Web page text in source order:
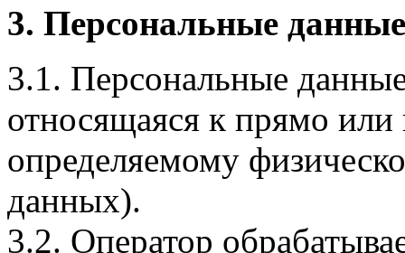
3. Персональные
3.1. Персональные
относящаяся к прямо
определяемому
данных).
3.2. Оператор